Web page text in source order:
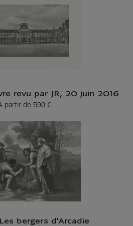
revu par JR, 20 juin 2016
partir dePrix ​​actuel
590 €
bergers d'Arcadie